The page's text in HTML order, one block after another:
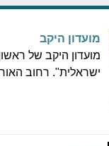
מועדון היקב
מועדון היקב של
ישראלית". רחוב האורגים 11